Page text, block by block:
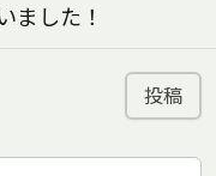
ました！
投稿